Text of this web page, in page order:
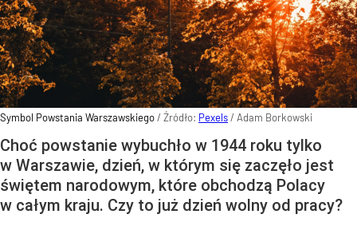
Symbol Powstania Warszawskiego/ Źródło: Pexels/ Adam Borkowski
Choć powstanie wybuchło w 1944 roku tylko
w Warszawie, dzień, w którym się zaczęło jest
świętem narodowym, które obchodzą Polacy
w całym kraju. Czy to już dzień wolny od pracy?